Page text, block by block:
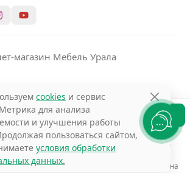
В корзину
Сравнение Корзина
магазин Мебель Урала
cookies и сервис
для анализа
и улучшения работы
пользоваться сайтом,
условия обработки
данных.